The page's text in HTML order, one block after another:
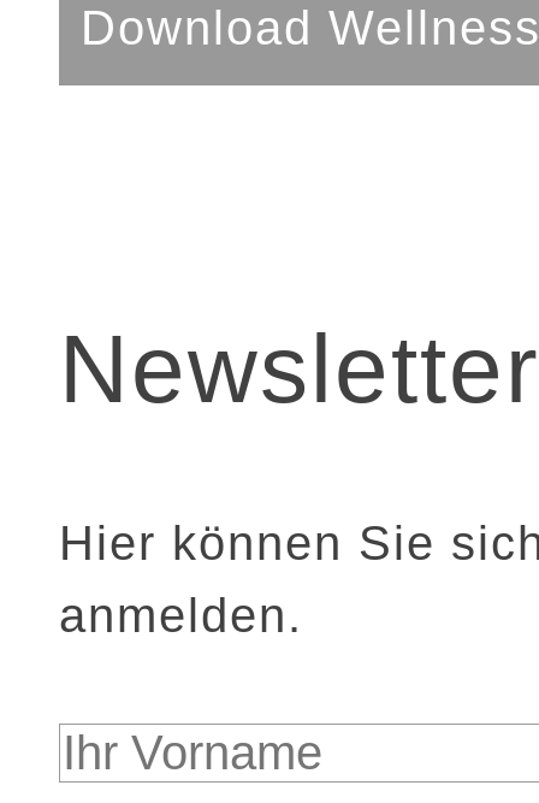
Download
Newsletter
Hier können Sie
anmelden.